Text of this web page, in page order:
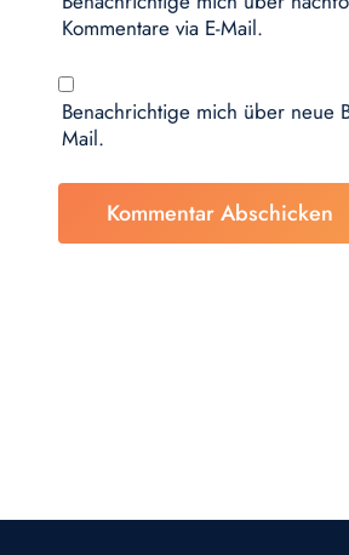
Kommentare via E-Mail.
Benachrichtige mich über neue
Mail.